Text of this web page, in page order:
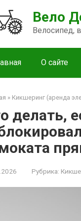
Вело
Велосипед,
О сайте
» Кикшеринг (аренда
делать,
Рубрика: